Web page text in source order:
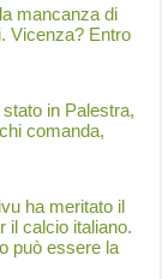
mancanza di
Vicenza? Entro
in Palestra,
comanda,
ha meritato il
il calcio italiano.
può essere la